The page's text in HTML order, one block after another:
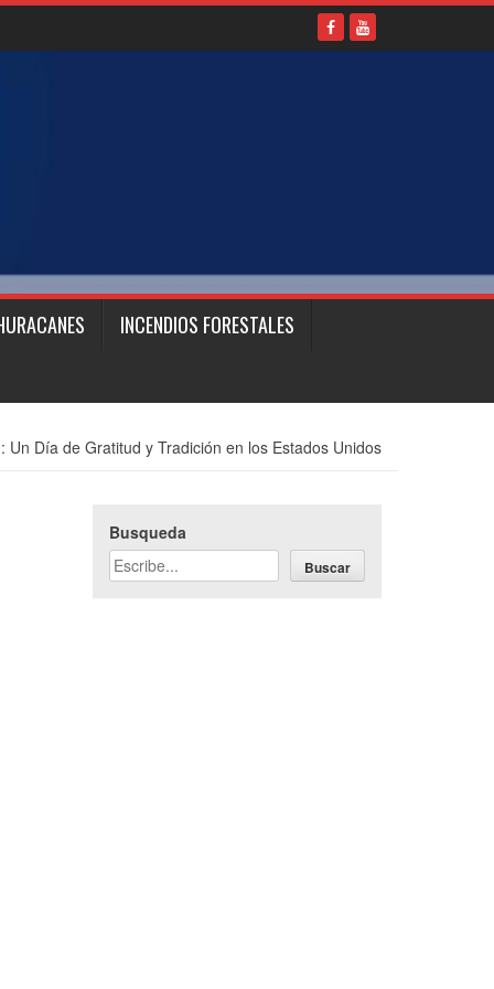
INCENDIOS FORESTALES
Un Día de Gratitud y Tradición en los Estados Unidos
Busqueda
Buscar